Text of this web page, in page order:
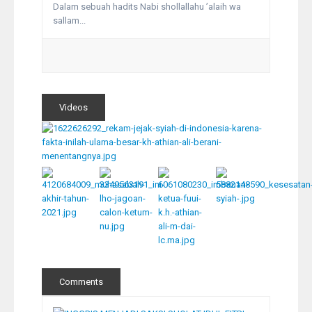
Dalam sebuah hadits Nabi shollallahu ’alaih wa
sallam...
Videos
Comments